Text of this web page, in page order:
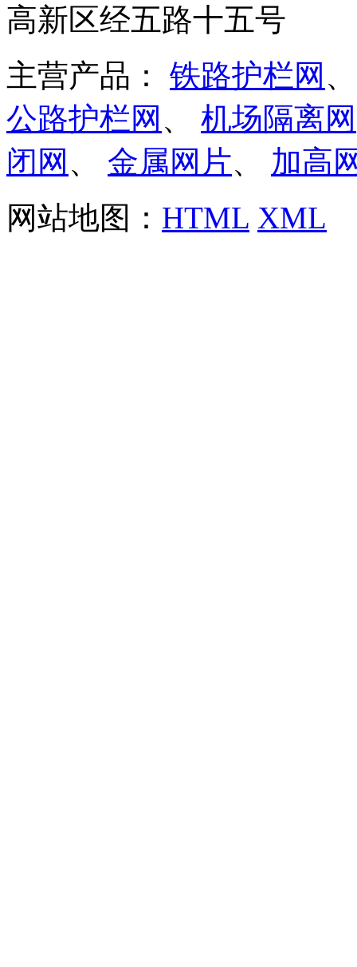
高新区经五路十五号
主营产品： 铁路护栏网
公路护栏网 、 机场隔离网
闭网 、 金属网片、 加高
网站地图： HTML XML